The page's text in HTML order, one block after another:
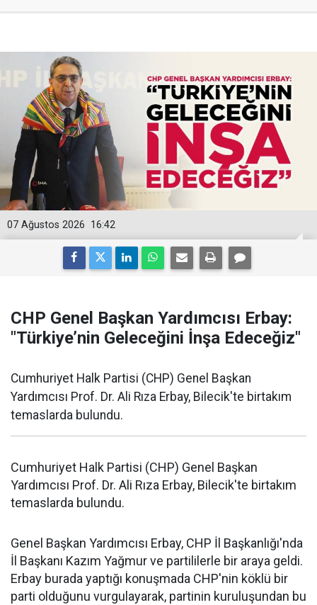
16:42
07 Ağustos 2026
CHP Genel Başkan Yardımcısı Erbay:
"Türkiye’nin Geleceğini İnşa Edeceğiz"
Cumhuriyet Halk Partisi (CHP) Genel Başkan
Yardımcısı Prof. Dr. Ali Rıza Erbay, Bilecik'te birtakım
temaslarda bulundu.
Cumhuriyet Halk Partisi (CHP) Genel Başkan
Yardımcısı Prof. Dr. Ali Rıza Erbay, Bilecik'te birtakım
temaslarda bulundu.
Genel Başkan Yardımcısı Erbay, CHP İl Başkanlığı'nda
İl Başkanı Kazım Yağmur ve partililerle bir araya geldi.
Erbay burada yaptığı konuşmada CHP'nin köklü bir
parti olduğunu vurgulayarak, partinin kuruluşundan bu